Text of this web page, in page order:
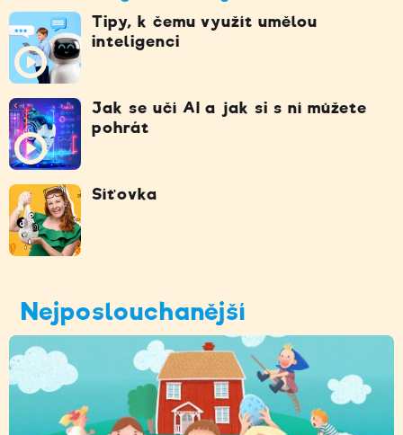
Tipy, k čemu využít umělou
inteligenci
Jak se učí AI a jak si s ní můžete
pohrát
Síťovka
Nejposlouchanější